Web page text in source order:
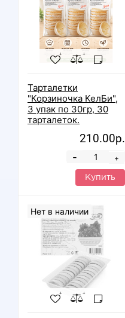
Тарталетки
"Корзиночка КелБи",
3 упак по 30гр, 30
тарталеток.
210.00р.
+
-
Купить
Нет в наличии